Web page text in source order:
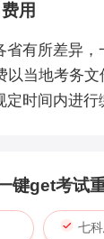
用
省有所差异，
以当地考务
时间内进行
键get考试
七